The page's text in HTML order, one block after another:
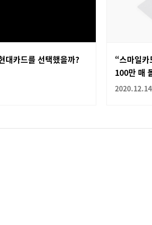
대카드를 선택했을까?
“스마일
100만 매
2020.12.14